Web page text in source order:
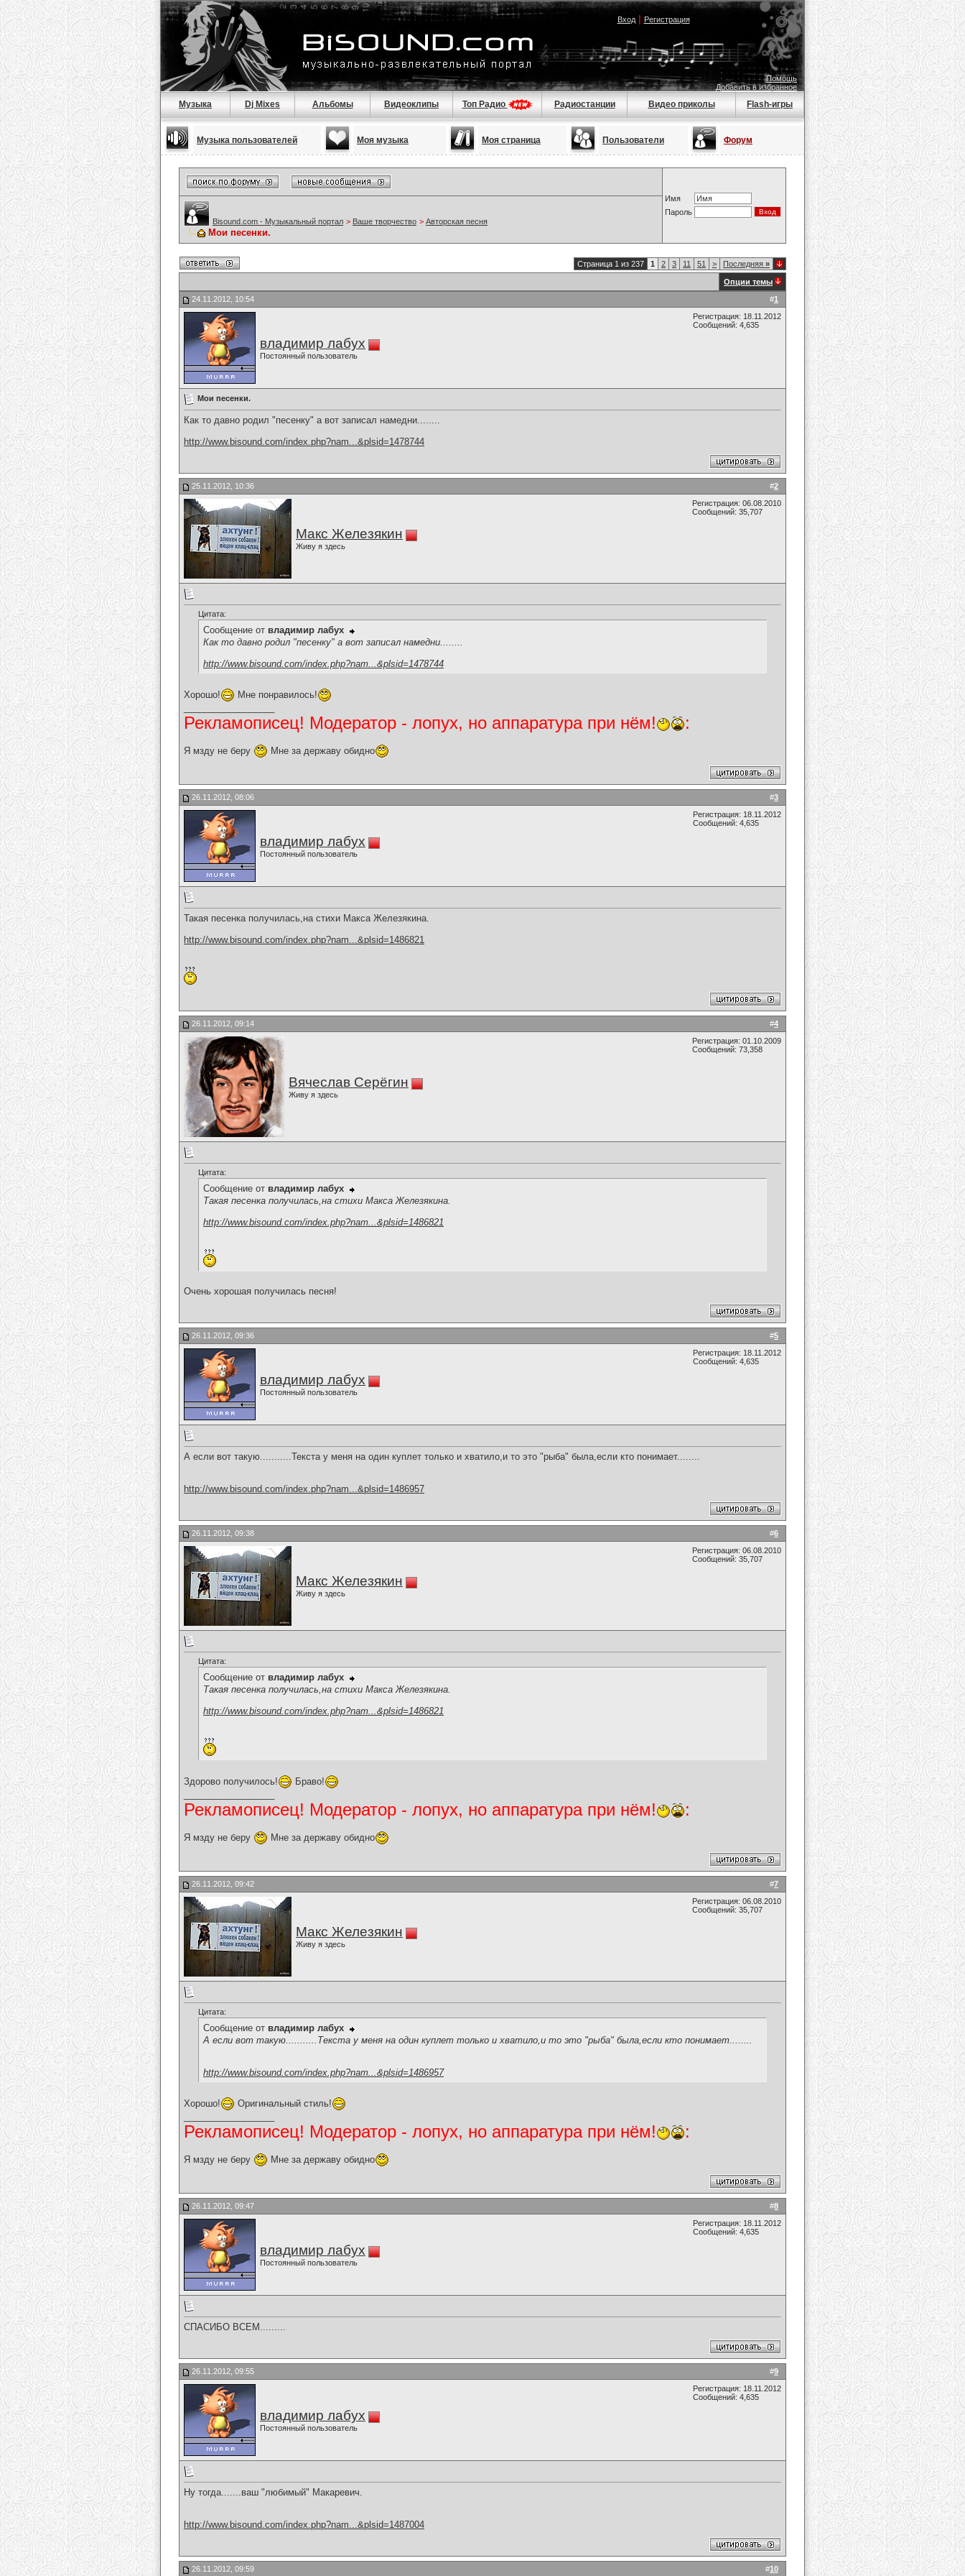
Вход| Регистрация
Помощь
Добавить в избранное
Музыка Dj Mixes Альбомы Видеоклипы Топ Радио Радиостанции Видео приколы Flash-игры
Музыка пользователей Моя музыка Моя страница Пользователи Форум
Имя
Пароль
Bisound.com - Музыкальный портал > Ваше творчество > Авторская песня
Мои песенки.
Страница 1 из 237 1 2 3 11 51 > Последняя »
Опции темы
#1
24.11.2012, 10:54
владимир лабух
Постоянный пользователь
Регистрация: 18.11.2012
Сообщений: 4,635
Мои песенки.
Как то давно родил "песенку" а вот записал намедни........
http://www.bisound.com/index.php?nam...&plsid=1478744
#2
25.11.2012, 10:36
Макс Железякин
Живу я здесь
Регистрация: 06.08.2010
Сообщений: 35,707
Цитата:
Сообщение от владимир лабух
Как то давно родил "песенку" а вот записал намедни........
http://www.bisound.com/index.php?nam...&plsid=1478744
Хорошо!
Мне понравилось!
Рекламописец! Модератор - лопух, но аппаратура при нём! :
Я мзду не беру Мне за державу обидно
#3
26.11.2012, 08:06
владимир лабух
Постоянный пользователь
Регистрация: 18.11.2012
Сообщений: 4,635
Такая песенка получилась,на стихи Макса Железякина.
http://www.bisound.com/index.php?nam...&plsid=1486821
#4
26.11.2012, 09:14
Вячеслав Серёгин
Живу я здесь
Регистрация: 01.10.2009
Сообщений: 73,358
Цитата:
Сообщение от владимир лабух
Такая песенка получилась,на стихи Макса Железякина.
http://www.bisound.com/index.php?nam...&plsid=1486821
Очень хорошая получилась песня!
#5
26.11.2012, 09:36
владимир лабух
Постоянный пользователь
Регистрация: 18.11.2012
Сообщений: 4,635
А если вот такую...........Текста у меня на один куплет только и хватило,и то это "рыба" была,если кто понимает........
http://www.bisound.com/index.php?nam...&plsid=1486957
#6
26.11.2012, 09:38
Макс Железякин
Живу я здесь
Регистрация: 06.08.2010
Сообщений: 35,707
Цитата:
Сообщение от владимир лабух
Такая песенка получилась,на стихи Макса Железякина.
http://www.bisound.com/index.php?nam...&plsid=1486821
Здорово получилось!
Браво!
Рекламописец! Модератор - лопух, но аппаратура при нём! :
Я мзду не беру Мне за державу обидно
#7
26.11.2012, 09:42
Макс Железякин
Живу я здесь
Регистрация: 06.08.2010
Сообщений: 35,707
Цитата:
Сообщение от владимир лабух
А если вот такую...........Текста у меня на один куплет только и хватило,и то это "рыба" была,если кто понимает........
http://www.bisound.com/index.php?nam...&plsid=1486957
Хорошо!
Оригинальный стиль!
Рекламописец! Модератор - лопух, но аппаратура при нём! :
Я мзду не беру Мне за державу обидно
#8
26.11.2012, 09:47
владимир лабух
Постоянный пользователь
Регистрация: 18.11.2012
Сообщений: 4,635
СПАСИБО ВСЕМ.........
#9
26.11.2012, 09:55
владимир лабух
Постоянный пользователь
Регистрация: 18.11.2012
Сообщений: 4,635
Ну тогда.......ваш "любимый" Макаревич.
http://www.bisound.com/index.php?nam...&plsid=1487004
#10
26.11.2012, 09:59